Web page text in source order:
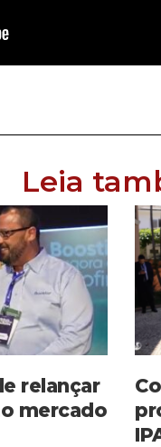
Leia
relançar
mercado